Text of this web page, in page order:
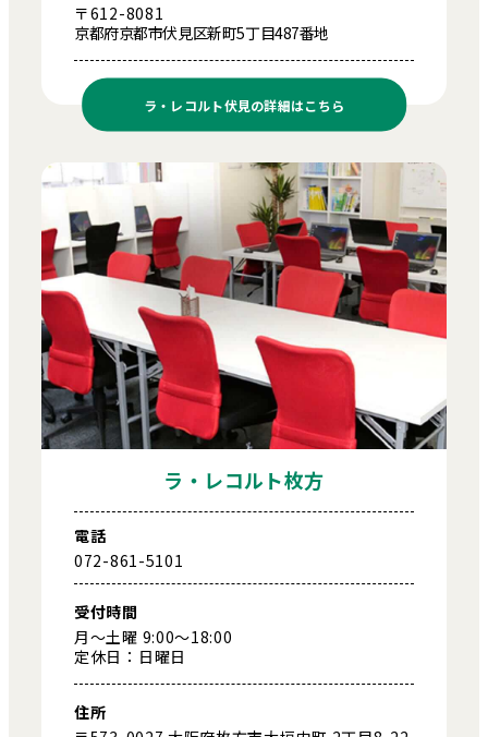
〒612-8081
京都府京都市伏見区新町5丁目487番地
ラ・レコルト伏見の詳細はこちら
ラ・レコルト枚方
電話
072-861-5101
受付時間
月～土曜 9:00～18:00
定休日：日曜日
住所